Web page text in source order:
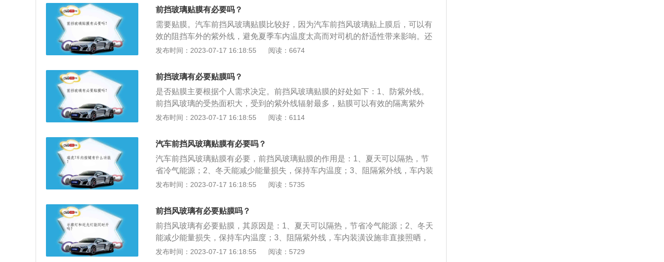
1、抵挡紫外线：前挡贴膜后抗紫外线率能达到99.9%，大大减少了仪表台装潢、
内饰件退色的可能性，防止紫外线对车主身体的伤害。2、隔热：防爆膜能有效
隔热，减少空调运作，减少油耗。3、保护车内隐私：还能保护车内隐私，外面
看不清楚车里面的人在干什么事情。4、防爆：好的膜能起到防爆的作用，在事
故时，减少玻璃破裂飞溅。5、防眩光：太阳膜的防眩光性,指的是可以有效地减
驾驶安全。
前挡玻璃贴膜有必要吗？
需要贴膜。汽车前挡风玻璃贴膜比较好，因为汽车前挡风玻璃贴上膜后，可以有
效的阻挡车外的紫外线，避免夏季车内温度太高而对司机的舒适性带来影响。还
有贴膜后能减少夜间行车时对向汽车灯光对司机视线的影响，提高行车的安全系
些，或者使用无色玻璃膜，在贴汽车前挡风玻璃膜时一定不要影响驾驶员的视
线。2.汽车四个门的玻璃膜不要太黑，否则在晚上也会影响驾驶员对四周的判
断。在贴主副驾驶玻璃膜时，最好在后视镜方向留一个三角区域，从而使驾驶员
更好的观察后视镜，防止因为看不到后车情况而发生安全隐患。3.汽车在贴膜
时，一定要到正规、专业的汽车美容店进行，防止在后期因为贴膜技术不佳而出
高的太阳膜，使夜间行车时更加安全。贴膜时，最好将车开到室内，防止汽车玻
璃和太阳膜间落入杂质，影响贴膜的进行。
发布时间：2023-07-17 16:18:55 阅读：6674
前挡玻璃有必要贴膜吗？
是否贴膜主要根据个人需求决定。前挡风玻璃贴膜的好处如下：1、防紫外线。
前挡风玻璃的受热面积大，受到的紫外线辐射最多，贴膜可以有效的隔离紫外
线，保障驾驶员和乘车人员的身体健康。2、隔热。汽车前挡风玻璃膜可以阻隔
以有效地减弱刺目的眩光。4、防爆。由于汽车前挡风玻璃是钢化的安全玻璃，
当玻璃爆裂后，如果已装贴前挡膜，碎片不致飞溅，起到保护驾驶员安全的作
用。
发布时间：2023-07-17 16:18:55 阅读：6114
汽车前挡风玻璃贴膜有必要吗？
汽车前挡风玻璃贴膜有必要，前挡风玻璃贴膜的作用是：1、夏天可以隔热，节
省冷气能源；2、冬天能减少能量损失，保持车内温度；3、阻隔紫外线，车内装
潢设施非直接照晒，可以延长其寿命及品质；4、降低眩光，保证驾车安全、舒
膜边缘拨开，以免污物进入；3、1到2周内勿将吸盘式物品吸附在车膜上；4、膜
面气泡、移位、视线模糊需要及时处理，以免影响行车安全。
发布时间：2023-07-17 16:18:55 阅读：5735
前挡风玻璃有必要贴膜吗？
前挡风玻璃有必要贴膜，其原因是：1、夏天可以隔热，节省冷气能源；2、冬天
能减少能量损失，保持车内温度；3、阻隔紫外线，车内装潢设施非直接照晒，
可以延长其寿命及品质；4、降低眩光，保证驾车安全、舒适。前挡风玻璃贴膜
发布时间：2023-07-17 16:18:55 阅读：5729